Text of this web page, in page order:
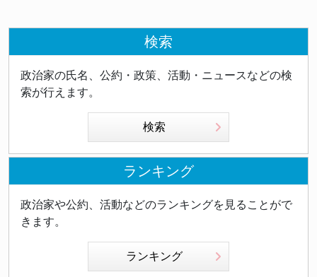
検索
政治家の氏名、公約・政策、活動・ニュースなどの検
索が行えます。
検索
ランキング
政治家や公約、活動などのランキングを見ることがで
きます。
ランキング